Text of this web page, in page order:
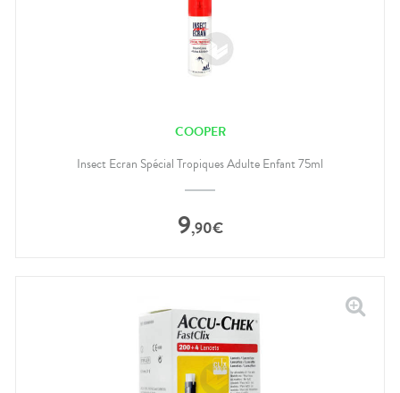
COOPER
Insect Ecran Spécial Tropiques Adulte Enfant 75ml
9,90€